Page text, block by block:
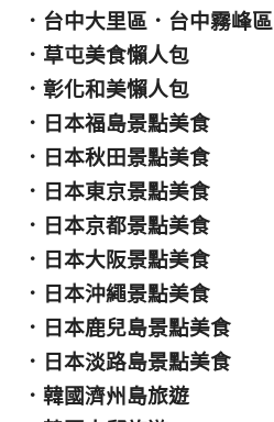
． 台中大里區 ． 台中霧峰區
． 草屯美食懶人包
． 彰化和美懶人包
． 日本福島景點美食
． 日本秋田景點美食
． 日本東京景點美食
． 日本京都景點美食
． 日本大阪景點美食
． 日本沖繩景點美食
． 日本鹿兒島景點美食
． 日本淡路島景點美食
． 韓國濟州島旅遊